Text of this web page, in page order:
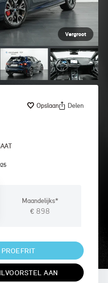
Vergroot
Opslaan Delen
Maandelijks*
€ 898
AAN